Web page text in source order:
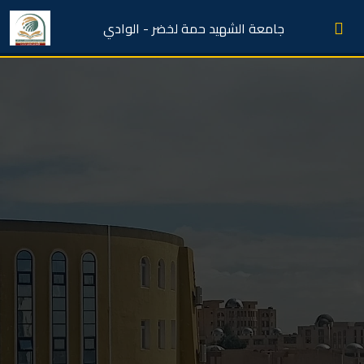
جامعة الشهيد حمة لخضر - الوادي